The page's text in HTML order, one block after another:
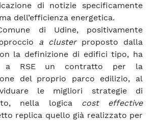
di notizie specificamente
dell’efficienza energetica.
di Udine, positivamente
a clusterproposto dalla
la definizione di edifici tipo, ha
a RSE un contratto per la
del proprio parco edilizio, al
le migliori strategie di
nella logica cost effective
replica quello già realizzato per